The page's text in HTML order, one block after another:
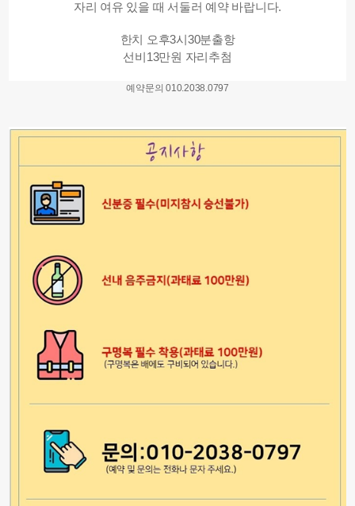
자리 여유 있을 때 서둘러 예약 바랍니다.
한치 오후3시30분출항
선비13만원 자리추첨
예약문의 010.2038.0797